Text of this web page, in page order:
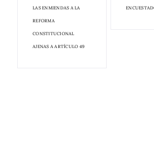
LAS ENMIENDAS A LA
REFORMA
CONSTITUCIONAL
AJENAS A ARTÍCULO 49